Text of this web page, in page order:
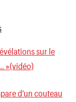
sur le
»(vidéo)
d’un couteau